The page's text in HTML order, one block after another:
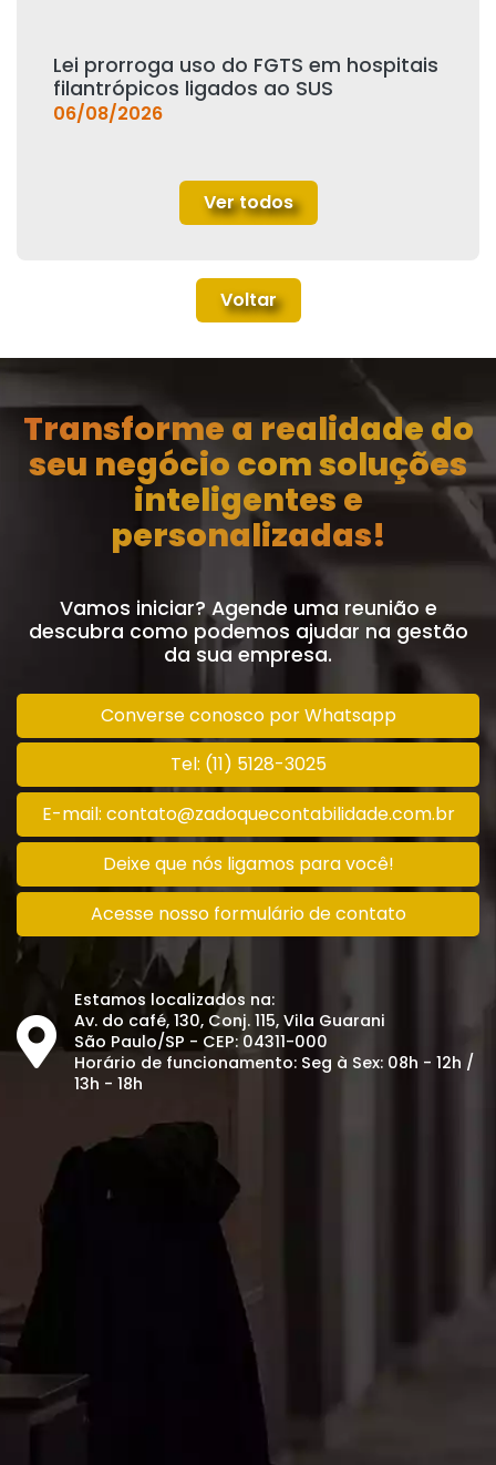
Lei prorroga uso do FGTS em hospitais
filantrópicos ligados ao SUS
06/08/2026
Ver todos
Voltar
Transforme a realidade do
seu negócio com soluções
inteligentes e
personalizadas!
Vamos iniciar? Agende uma reunião e
descubra como podemos ajudar na gestão
da sua empresa.
Converse conosco por Whatsapp
Tel: (11) 5128-3025
E-mail: contato@zadoquecontabilidade.com.br
Deixe que nós ligamos para você!
Acesse nosso formulário de contato
Estamos localizados na:
Av. do café, 130, Conj. 115, Vila Guarani
São Paulo/SP - CEP: 04311-000
Horário de funcionamento: Seg à Sex: 08h - 12h /
13h - 18h